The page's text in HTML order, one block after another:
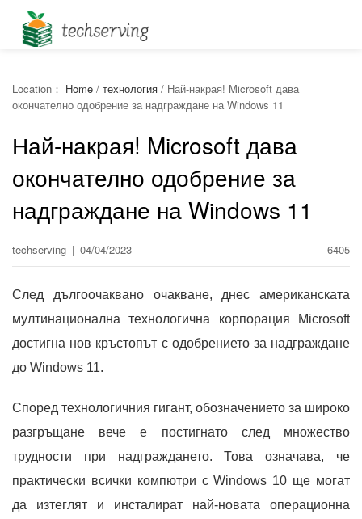
Location： Home / технология / Най-накрая! Microsoft дава
окончателно одобрение за надграждане на Windows 11
Най-накрая! Microsoft дава
окончателно одобрение за
надграждане на Windows 11
techserving | 04/04/2023 6405
След дългоочаквано очакване, днес американската
мултинационална технологична корпорация Microsoft
достигна нов кръстопът с одобрението за надграждане
до Windows 11.
Според технологичния гигант, обозначението за широко
разгръщане вече е постигнато след множество
трудности при надграждането. Това означава, че
практически всички компютри с Windows 10 ще могат
да изтеглят и инсталират най-новата операционна